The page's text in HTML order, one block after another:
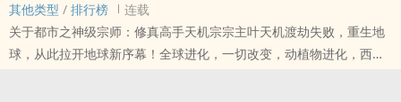
其他类型 / 排行榜
连载
关于都市之神级宗师：修真高手天机宗宗主叶天机渡劫失败，重生地
球，从此拉开地球新序幕！全球进化，一切改变，动植物进化，西方